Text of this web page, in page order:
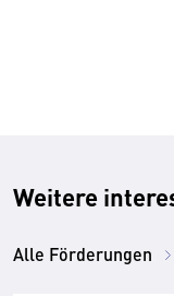
Weitere
Alle Förderungen